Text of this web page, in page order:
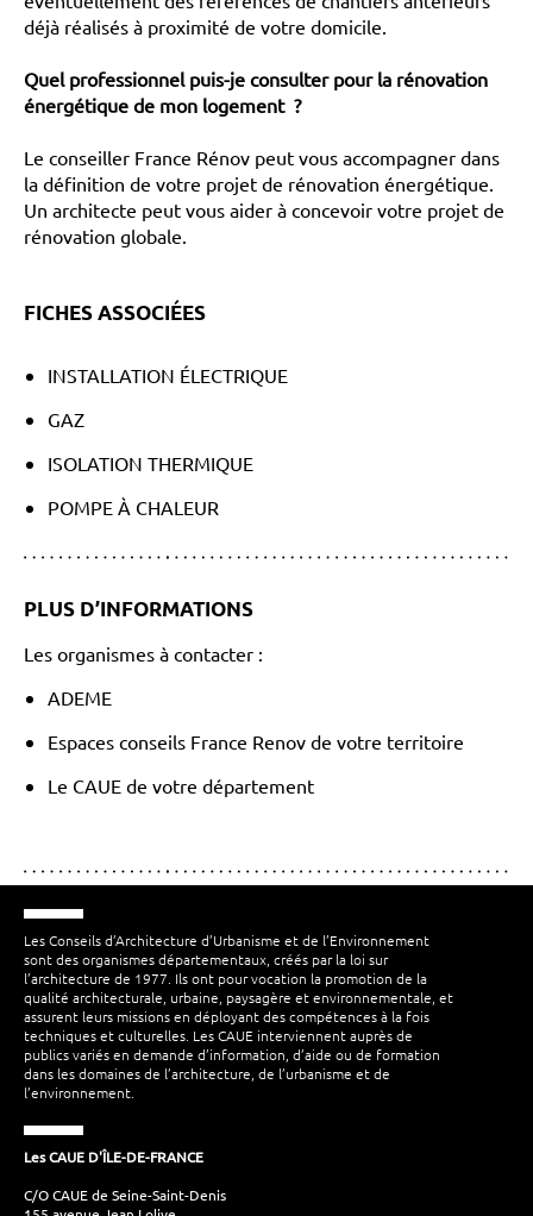
déjà réalisés à proximité de votre domicile.
Quel professionnel puis-je consulter pour la rénovation
énergétique de mon logement ?
Le conseiller France Rénov peut vous accompagner dans
la définition de votre projet de rénovation énergétique.
Un architecte peut vous aider à concevoir votre projet de
rénovation globale.
FICHES ASSOCIÉES
INSTALLATION ÉLECTRIQUE
GAZ
ISOLATION THERMIQUE
POMPE À CHALEUR
PLUS D’INFORMATIONS
Les organismes à contacter :
ADEME
Espaces conseils France Renov de votre territoire
Le CAUE de votre département
Les Conseils d’Architecture d’Urbanisme et de l’Environnement
sont des organismes départementaux, créés par la loi sur
l’architecture de 1977. Ils ont pour vocation la promotion de la
qualité architecturale, urbaine, paysagère et environnementale, et
assurent leurs missions en déployant des compétences à la fois
techniques et culturelles. Les CAUE interviennent auprès de
publics variés en demande d’information, d’aide ou de formation
dans les domaines de l’architecture, de l’urbanisme et de
l’environnement.
Les CAUE D'ÎLE-DE-FRANCE
C/O CAUE de Seine-Saint-Denis